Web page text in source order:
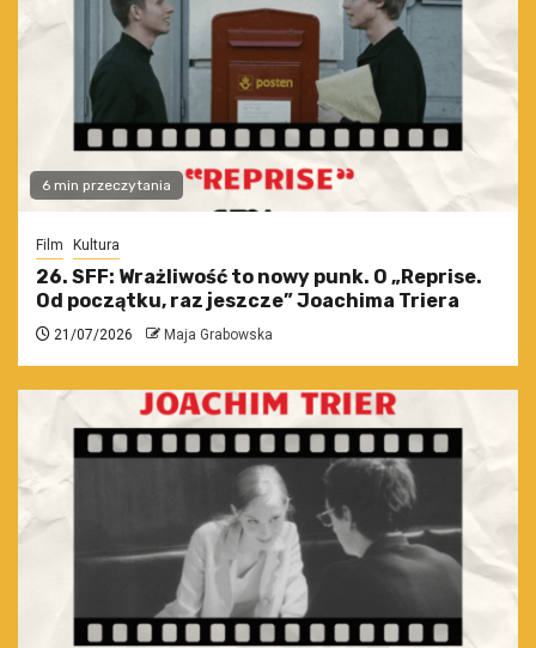
6 min przeczytania
Film Kultura
26. SFF: Wrażliwość to nowy punk. O „Reprise.
Od początku, raz jeszcze” Joachima Triera
21/07/2026 Maja Grabowska